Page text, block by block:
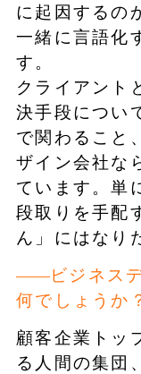
に起因するの
一緒に言語化
す。
クライアント
決手段につい
で関わること
ザイン会社な
ています。単
段取りを手配
ん」にはなり
ビジネス
何でしょうか
顧客企業トッ
る人間の集団